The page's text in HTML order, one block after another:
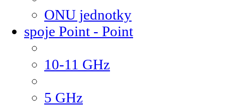
ONU jednotky
spoje Point - Point
10-11 GHz
5 GHz